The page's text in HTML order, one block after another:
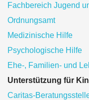
Fachbereich Jugend
Ordnungsamt
Medizinische Hilfe
Psychologische Hilfe
Ehe-, Familien- und
Unterstützung für
Caritas-